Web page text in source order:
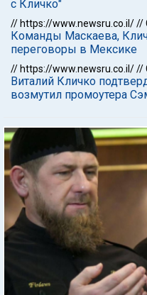
с Кличко"
// https://www.newsru.co.il///
Команды Маскаева,
переговоры в Мексике
// https://www.newsru.co.il///
Виталий Кличко
возмутил промоутера